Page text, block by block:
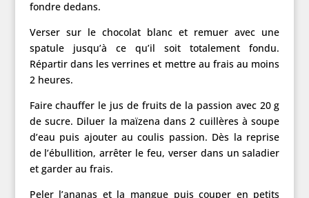
fondre dedans.
Verser sur le chocolat blanc et remuer avec une
spatule jusqu’à ce qu’il soit totalement fondu.
Répartir dans les verrines et mettre au frais au moins
2 heures.
Faire chauffer le jus de fruits de la passion avec 20 g
de sucre. Diluer la maïzena dans 2 cuillères à soupe
d’eau puis ajouter au coulis passion. Dès la reprise
de l’ébullition, arrêter le feu, verser dans un saladier
et garder au frais.
Peler l’ananas et la mangue puis couper en petits